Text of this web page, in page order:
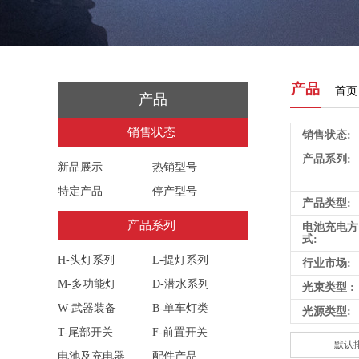
产品
产品
首页
销售状态
新品展示
热销型号
特定产品
停产型号
H-头灯系列
L-提灯系列
M-多功能灯
D-潜水系列
W-武器装备
B-单车灯类
T-尾部开关
F-前置开关
电池及充电器
配件产品
销售状态:
产品系列:
产品类型:
电池充电方
式:
行业市场:
光束类型 :
光源类型:
默认
产品系列